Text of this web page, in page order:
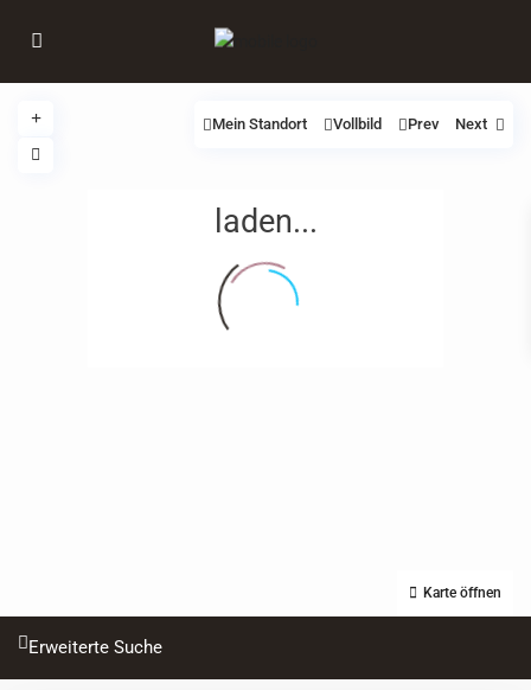
laden...
Karte öffnen
Mein Standort Vollbild Prev Next
Erweiterte Suche